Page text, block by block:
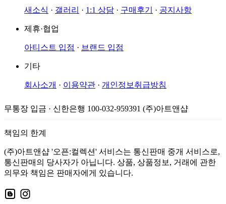
새소식 · 갤러리 · 1:1 상담 · 구매후기 · 공지사항
제휴·협업
아티스트 입점 · 브랜드 입점
기타
회사소개 · 이용약관 · 개인정보취급방침
무통장 입금 · 신한은행 100-032-959391 (주)아트앤샵
책임의 한계
(주)아트앤샵 '오픈:컬렉션' 서비스는 통신판매 중개 서비스로,
통신판매의 당사자가 아닙니다. 상품, 상품정보, 거래에 관한
의무와 책임은 판매자에게 있습니다.